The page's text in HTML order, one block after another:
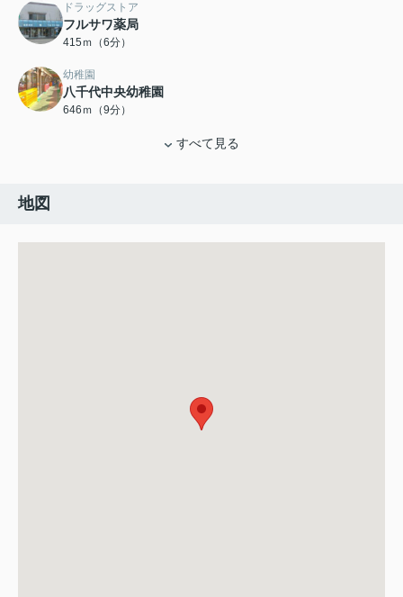
ドラッグストア
フルサワ薬局
415ｍ（6分）
幼稚園
八千代中央幼稚園
646ｍ（9分）
すべて見る
地図